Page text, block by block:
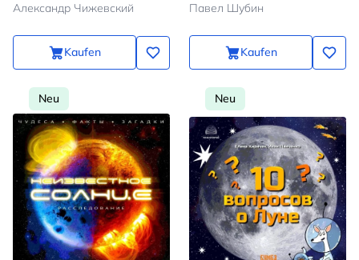
Александр Чижевский
Kaufen
Павел Шубин
Kaufen
Neu Neu